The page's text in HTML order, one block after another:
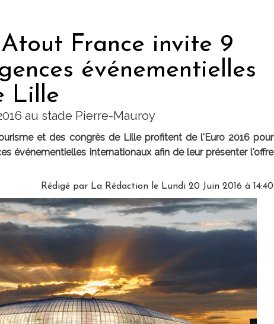
Atout France invite 9
événementielles
Lille
au stade Pierre-Mauroy
et des congrès de Lille profitent de l'Euro 2016 pour
événementielles internationaux afin de leur présenter l'offre
Rédigé par La Rédaction le Lundi 20 Juin 2016 à 14:40